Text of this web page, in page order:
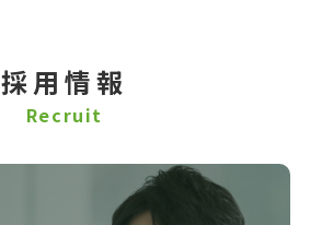
採用情報
Recruit